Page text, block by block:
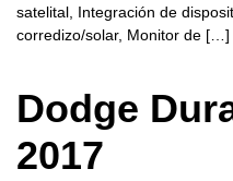
satelital, Integración de
corredizo/solar, Monitor de […]
Dodge
2017